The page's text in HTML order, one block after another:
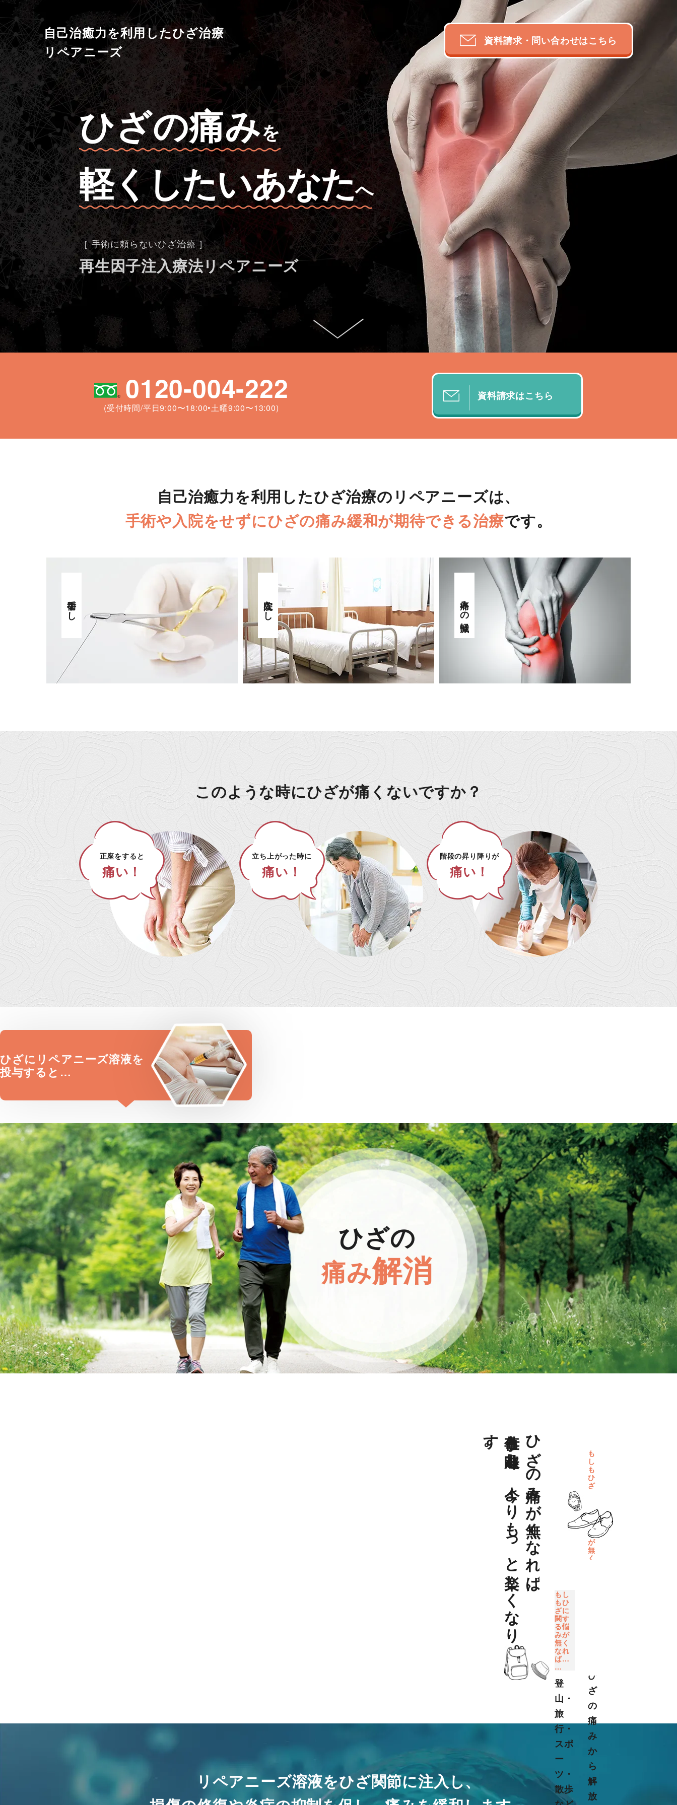
自己治癒力を利用したひざ治療
リペアニーズ
資料請求・問い合わせはこちら
ひざの痛みを
軽くしたいあなたへ
［ 手術に頼らないひざ治療 ］
再生因子注入療法リペアニーズ
0120-004-222
(受付時間/平日9:00〜18:00•土曜9:00〜13:00)
資料請求はこちら
自己治癒力を利用したひざ治療のリペアニーズは、
手術や入院をせずにひざの痛み緩和が期待できる治療です。
手術なし 入院なし 痛みの軽減
このような時にひざが痛くないですか？
正座をすると
痛い！
立ち上がった時に
痛い！
階段の昇り降りが
痛い！
ひざに リペアニーズ溶液を
投与すると…
ひざの
痛み解消
ひざの痛みが無くなれば、
仕事も
趣味も
、
今よ
り
も
っ
と
楽し
く
な
り
ま
す
。
も
し
も
ひ
ざ
す
る
悩
み
が
無
く
ひ
ざ
の
痛
み
か
ら
解
放
もし
もひ
ざに
関す
る悩
みが
無く
なれ
ば…
…
登
⼭・
旅
⾏・
スポ
ー
ツ・
散歩
リペアニーズ溶液をひざ関節に注入し、